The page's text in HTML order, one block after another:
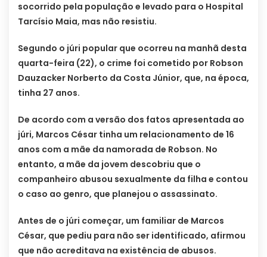
socorrido pela população e levado para o Hospital
Tarcísio Maia, mas não resistiu.
Segundo o júri popular que ocorreu na manhã desta
quarta-feira (22), o crime foi cometido por Robson
Dauzacker Norberto da Costa Júnior, que, na época,
tinha 27 anos.
De acordo com a versão dos fatos apresentada ao
júri, Marcos César tinha um relacionamento de 16
anos com a mãe da namorada de Robson. No
entanto, a mãe da jovem descobriu que o
companheiro abusou sexualmente da filha e contou
o caso ao genro, que planejou o assassinato.
Antes de o júri começar, um familiar de Marcos
César, que pediu para não ser identificado, afirmou
que não acreditava na existência de abusos.